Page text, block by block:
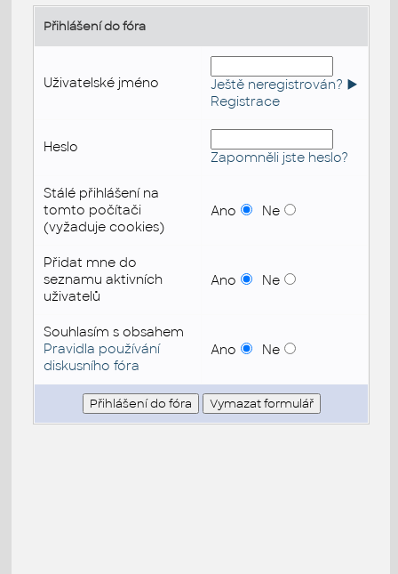
Přihlášení do fóra
Uživatelské jméno
Ještě neregistrován? ►
Registrace
Heslo
Zapomněli jste heslo?
Stálé přihlášení na
tomto počítači
(vyžaduje cookies)
Ano Ne
Přidat mne do
seznamu aktivních
uživatelů
Ano Ne
Souhlasím s obsahem
Pravidla používání
diskusního fóra
Ano Ne